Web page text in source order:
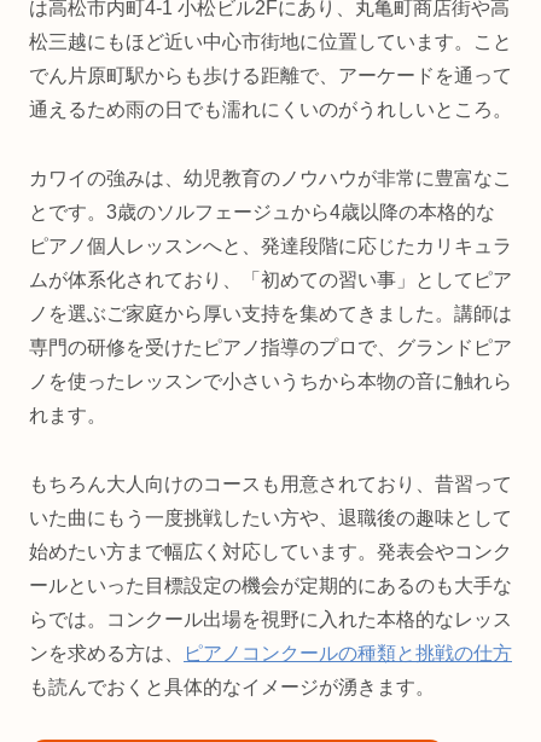
は高松市内町4-1 小松ビル2Fにあり、丸亀町商店街や高
松三越にもほど近い中心市街地に位置しています。こと
でん片原町駅からも歩ける距離で、アーケードを通って
通えるため雨の日でも濡れにくいのがうれしいところ。
カワイの強みは、幼児教育のノウハウが非常に豊富なこ
とです。3歳のソルフェージュから4歳以降の本格的な
ピアノ個人レッスンへと、発達段階に応じたカリキュラ
ムが体系化されており、「初めての習い事」としてピア
ノを選ぶご家庭から厚い支持を集めてきました。講師は
専門の研修を受けたピアノ指導のプロで、グランドピア
ノを使ったレッスンで小さいうちから本物の音に触れら
れます。
もちろん大人向けのコースも用意されており、昔習って
いた曲にもう一度挑戦したい方や、退職後の趣味として
始めたい方まで幅広く対応しています。発表会やコンク
ールといった目標設定の機会が定期的にあるのも大手な
らでは。コンクール出場を視野に入れた本格的なレッス
ンを求める方は、
ピアノコンクールの種類と挑戦の仕方
も読んでおくと具体的なイメージが湧きます。